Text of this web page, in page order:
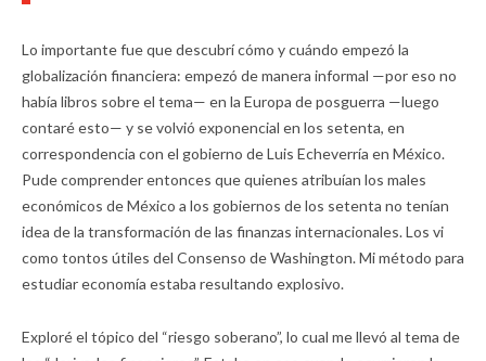
Lo importante fue que descubrí cómo y cuándo empezó la
globalización financiera: empezó de manera informal —por eso no
había libros sobre el tema— en la Europa de posguerra —luego
contaré esto— y se volvió exponencial en los setenta, en
correspondencia con el gobierno de Luis Echeverría en México.
Pude comprender entonces que quienes atribuían los males
económicos de México a los gobiernos de los setenta no tenían
idea de la transformación de las finanzas internacionales. Los vi
como tontos útiles del Consenso de Washington. Mi método para
estudiar economía estaba resultando explosivo.
Exploré el tópico del “riesgo soberano”, lo cual me llevó al tema de